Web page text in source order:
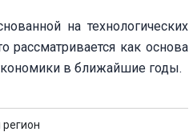
на технологических
рассматривается как основа
в ближайшие годы.